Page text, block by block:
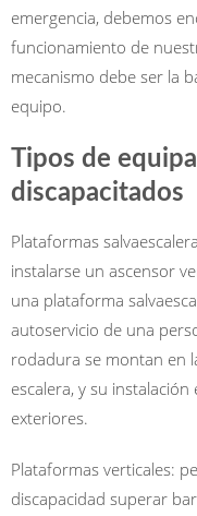
emergencia, debemos
funcionamiento de
mecanismo debe ser la
equipo.
Tipos de
discapacitados
Plataformas
instalarse un ascensor
una plataforma
autoservicio de una
rodadura se montan en
escalera, y su
exteriores.
Plataformas verticales:
discapacidad superar